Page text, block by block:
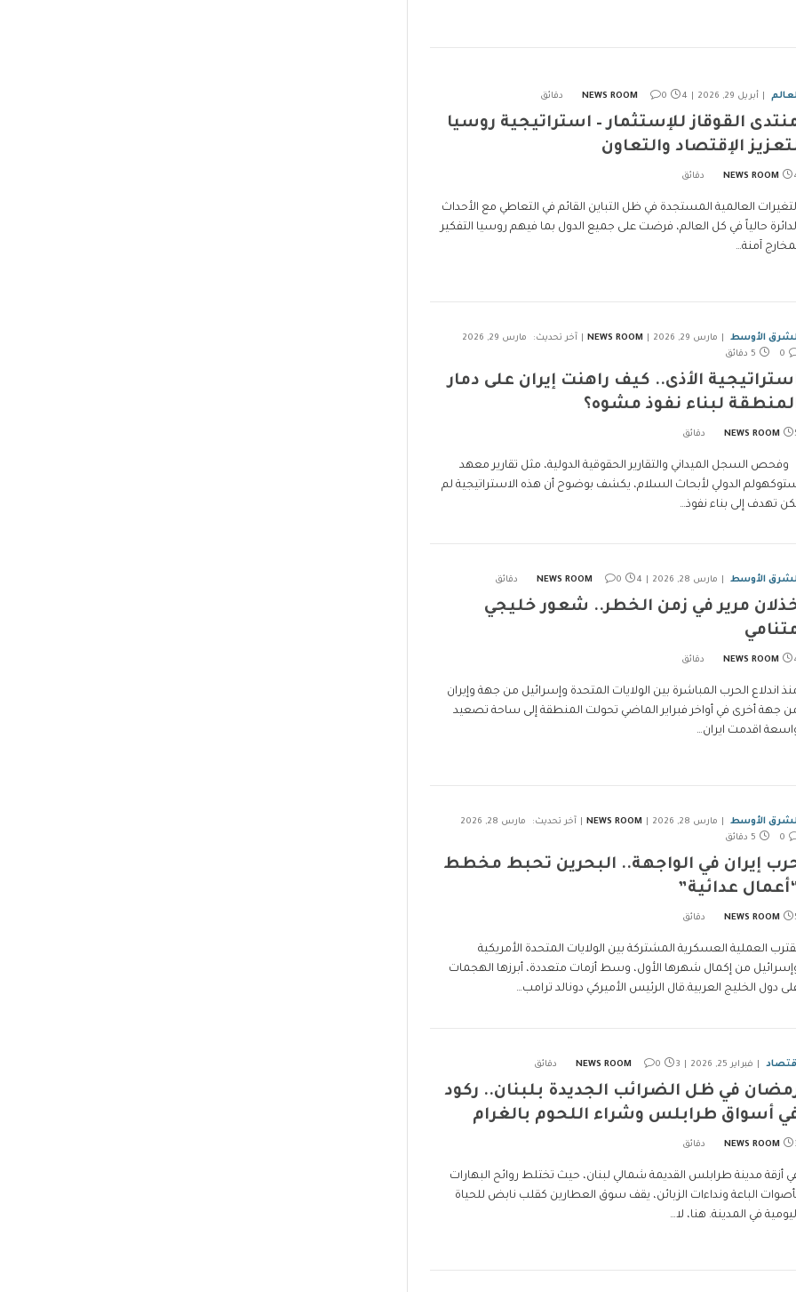
أبريل 29, 2026 NEWS ROOM 0 4 دقائق
القوقاز للإستثمار – استراتيجية روسيا
الإقتصاد والتعاون
NEWS ROOM
العالمية المستجدة في ظل التباين القائم في التعاطي مع الأحداث
حالياً في كل العالم، فرضت على جميع الدول بما فيهم روسيا التفكير
آمنة…
الأوسط مارس 29, 2026 NEWS ROOM آخر تحديث:
مارس 29, 2026
0
5 دقائق
الأذى.. كيف راهنت إيران على دمار
لبناء نفوذ مشوه؟
NEWS ROOM
وفحص السجل الميداني والتقارير الحقوقية الدولية، مثل تقارير معهد
الدولي لأبحاث السلام، يكشف بوضوح أن هذه الاستراتيجية لم
تهدف إلى بناء نفوذ…
الأوسط مارس 28, 2026 NEWS ROOM 0 4 دقائق
مرير في زمن الخطر.. شعور خليجي
NEWS ROOM
اندلاع الحرب المباشرة بين الولايات المتحدة وإسرائيل من جهة وإيران
جهة أخرى في أواخر فبراير الماضي تحولت المنطقة إلى ساحة تصعيد
اقدمت ايران…
الأوسط مارس 28, 2026 NEWS ROOM آخر تحديث:
مارس 28, 2026
0
5 دقائق
إيران في الواجهة.. البحرين تحبط مخطط
عدائية”
NEWS ROOM
العملية العسكرية المشتركة بين الولايات المتحدة الأمريكية
من إكمال شهرها الأول، وسط أزمات متعددة، أبرزها الهجمات
دول الخليج العربية.قال الرئيس الأميركي دونالد ترامب…
فبراير 25, 2026 NEWS ROOM 0 3 دقائق
في ظل الضرائب الجديدة بلبنان.. ركود
أسواق طرابلس وشراء اللحوم بالغرام
NEWS ROOM
أزقة مدينة طرابلس القديمة شمالي لبنان، حيث تختلط روائح البهارات
الباعة ونداءات الزبائن، يقف سوق العطارين كقلب نابض للحياة
في المدينة. هنا، لا…